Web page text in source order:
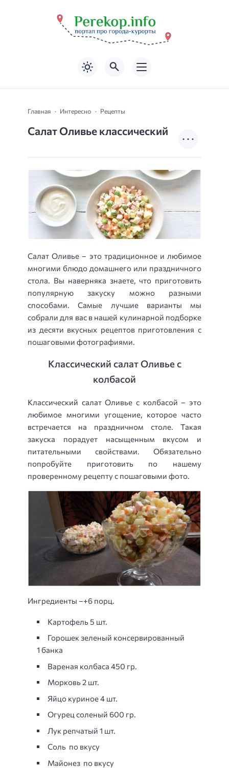
Главная Интересно Рецепты
Салат Оливье классический
Салат Оливье – это традиционное и любимое
многими блюдо домашнего или праздничного
стола. Вы наверняка знаете, что приготовить
популярную закуску можно разными
способами. Самые лучшие варианты мы
собрали для вас в нашей кулинарной подборке
из десяти вкусных рецептов приготовления с
пошаговыми фотографиями.
Классический салат Оливье с
колбасой
Классический салат Оливье с колбасой – это
любимое многими угощение, которое часто
встречается на праздничном столе. Такая
закуска порадует насыщенным вкусом и
питательными свойствами. Обязательно
попробуйте приготовить по нашему
проверенному рецепту с пошаговыми фото.
Ингредиенты –+6 порц.
Картофель 5 шт.
Горошек зеленый консервированный
1 банка
Вареная колбаса 450 гр.
Морковь 2 шт.
Яйцо куриное 4 шт.
Огурец соленый 600 гр.
Лук репчатый 1 шт.
Соль по вкусу
Майонез по вкусу